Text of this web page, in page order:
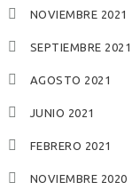
NOVIEMBRE 2021
SEPTIEMBRE 2021
AGOSTO 2021
JUNIO 2021
FEBRERO 2021
NOVIEMBRE 2020